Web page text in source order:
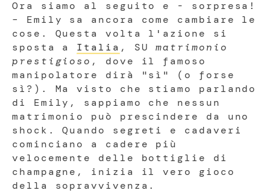
Ora siamo al seguito e - sorpresa!
– Emily sa ancora come cambiare le
cose. Questa volta l'azione si
sposta a Italia , SUmatrimonio
prestigioso , dove il famoso
manipolatore dirà "sì" (o forse
sì?). Ma visto che stiamo parlando
di Emily, sappiamo che nessun
matrimonio può prescindere da uno
shock. Quando segreti e cadaveri
cominciano a cadere più
velocemente delle bottiglie di
champagne, inizia il vero gioco
della sopravvivenza.